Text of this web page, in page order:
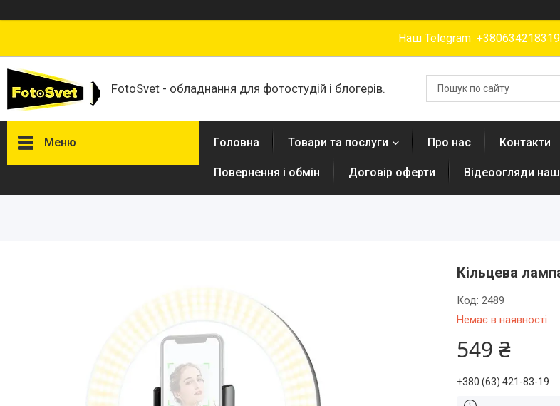
Наш Telegram +380634218319
FotoSvet - обладнання для фотостудій і блогерів.
Меню
Лампи для постійного та
Набори постійного світла для
Набори імпульсного світла
Фото відбивачі, тримачі для
Головна Товари та послуги Про нас Контакти
Повернення і обмін Договір оферти Відеоогляди
Кільцева
Немає в наявності
Код:2489
549 ₴
+380 (63) 421-83-19